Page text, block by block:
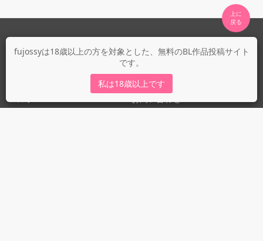
fujossyは18歳以上の方を対象とした、無料のBL作品投稿サイト
です。
私は18歳以上です
上に
fujossyについて
fujossy運営ブログ